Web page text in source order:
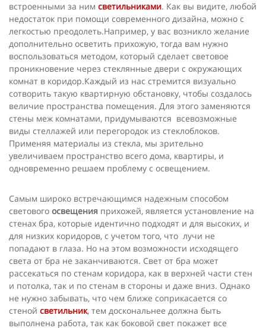
встроенными за ним светильниками. Как вы видите, любой
недостаток при помощи современного дизайна, можно с
легкостью преодолеть.Например, у вас возникло желание
дополнительно осветить прихожую, тогда вам нужно
воспользоваться методом, который сделает световое
проникновение через стеклян­ные двери с окружающих
комнат в коридор.Каждый из нас стремится визуально
сотворить такую квартирную обстановку, чтобы создалось
величие пространства помещения. Для этого заменяются
стены меж комнатами, придумываются всевозможные
виды стеллажей или перегородок из стеклоблоков.
Применяя материалы из стекла, мы зри­тельно
увеличиваем пространство всего дома, квартиры, и
одновременно решаем проблему с ос­вещением.
Самым широко встречающимся надежным способом
светового освещения прихожей, является установление на
стенах бра, которые идентично подходят и для высоких, и
для низких коридоров, с учетом того, что лучи не
попадают в глаза. Но на этом возможности исходящего
света от бра не заканчиваются. Свет от бра может
рассекаться по стенам коридора, как в верхней части стен
и потолка, так и по стенам в стороны и даже вниз. Однако
не нужно забывать, что чем ближе соприкасается со
стеной светильник, тем доскональнее должна быть
выполнена работа, так как боковой свет покажет все